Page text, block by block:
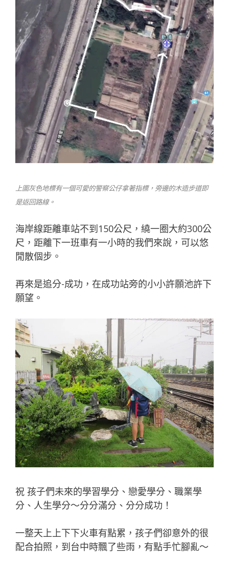
上圖灰色地標有一個可愛的警察公仔拿著指標，旁邊的木造步道即
是返回路線。
海岸線距離車站不到150公尺，繞一圈大約300公
尺，距離下一班車有一小時的我們來說，可以悠
閒散個步。
再來是追分-成功，在成功站旁的小小許願池許下
願望。
祝 孩子們未來的學習學分、戀愛學分、職業學
分、人生學分～分分滿分、分分成功！
一整天上上下下火車有點累，孩子們卻意外的很
配合拍照，到台中時飄了些雨，有點手忙腳亂～